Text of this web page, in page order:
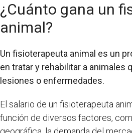
¿Cuánto gana un
animal?
Un fisioterapeuta animal es un
en tratar y rehabilitar a animales
lesiones o enfermedades.
El salario de un fisioterapeuta
función de diversos factores,